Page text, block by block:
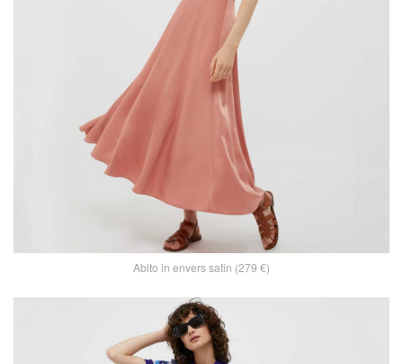
Abito in envers satin (279 €)